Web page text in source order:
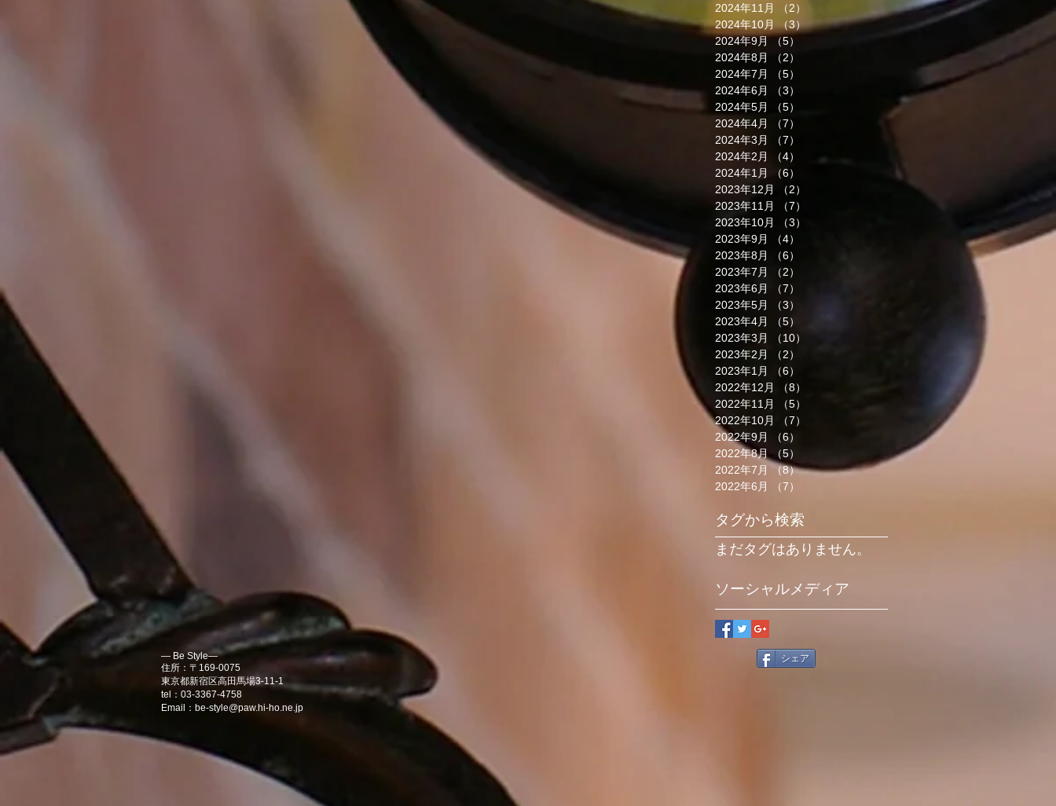
2024年11月
（2）
2024年10月
（3）3件の記事
2024年9月 （5）
2024年8月
（2）
2024年7月
（5）
2024年6月
（3）
2024年5月
（5）
2024年4月
（7）
2024年3月
（7）
2024年2月
（4）
4件の記事
2024年1月
（6）
2023年12月
（2）
2023年11月
（7）
2023年10月
（3）
2023年9月
（4）
2023年8月
（6）
2023年7月
（2）
2023年6月
（7）
2023年5月
（3）
2023年4月
（5）
2023年3月
（10）
2023年2月
（2）
2023年1月
（6）
2022年12月
（8）
2022年11月
（5）
2022年10月
（7）
2022年9月
（6）
2022年8月
（5）
2022年7月 （8）8件の記事
2022年6月
（7）
タグから検索
まだタグはありません。
ソーシャルメディア
― Be Style―
住所：〒169-0075
東京都新宿区高田馬場3-11-1
tel：03-3367-4758
Email： be-style@paw.hi-ho.ne.jp
シェア